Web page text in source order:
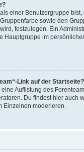
einer Benutzergruppe bist,
sowie den
festzulegen. Ein
Hauptgruppe im
Link auf der Startseite?
Auflistung des
Du findest hier auch
Einzelnen moderieren.